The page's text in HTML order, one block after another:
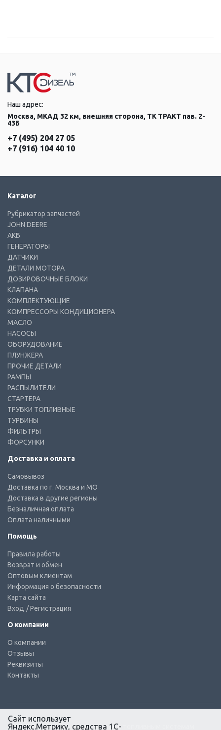
Наш адрес:
Москва, МКАД 32 км, внешняя сторона, ТК ТРАКТ пав. 2-
43Б
+7 (495) 204 27 05
+7 (916) 104 40 10
Каталог
Рубрикатор запчастей
JOHN DEERE
АКБ
ГЕНЕРАТОРЫ
ДАТЧИКИ
ДЕТАЛИ МОТОРА
ДОЗИРОВОЧНЫЕ БЛОКИ
КЛАПАНА
КОМПЛЕКТУЮЩИЕ
КОМПРЕССОРЫ КОНДИЦИОНЕРА
МАСЛО
НАСОСЫ
ОБОРУДОВАНИЕ
ПЛУНЖЕРА
ПРОЧИЕ ДЕТАЛИ
РАМПЫ
РАСПЫЛИТЕЛИ
СТАРТЕРА
ТРУБКИ ТОПЛИВНЫЕ
ТУРБИНЫ
ФИЛЬТРЫ
ФОРСУНКИ
Доставка и оплата
Самовывоз
Доставка по г. Москва и МО
Доставка в другие регионы
Безналичная оплата
Оплата наличными
Помощь
Правила работы
Возврат и обмен
Оптовым клиентам
Информация о безопасности
Карта сайта
Вход / Регистрация
О компании
О компании
Отзывы
Реквизиты
Контакты
© КТС-Дизель – Комплектующие к топливным системам
Сайт использует
Яндекс.Метрику, средства 1С-